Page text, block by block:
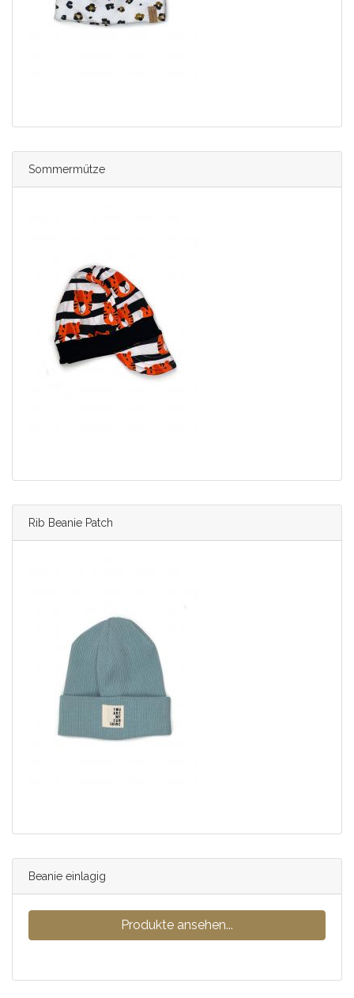
Sommermütze
Rib Beanie Patch
Beanie einlagig
Produkte ansehen...